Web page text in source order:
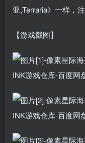
亚,Terraria》一样，
【游戏截图】